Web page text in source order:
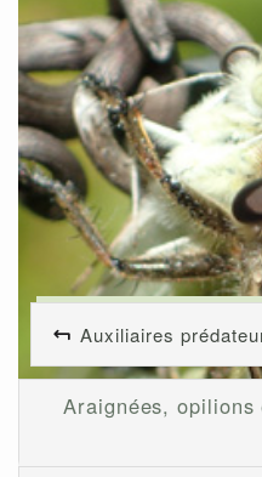
Auxiliaires
Araignées, opilions